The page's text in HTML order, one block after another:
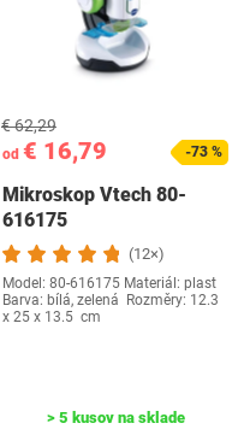
od € 16,79
€ 62,29
-73 %
Mikroskop Vtech 80-
616175
(12×)
Model: ‎80-616175 Materiál: plast
Barva: bílá, zelená Rozměry: 12.3
x 25 x 13.5 cm
> 5 kusov na sklade